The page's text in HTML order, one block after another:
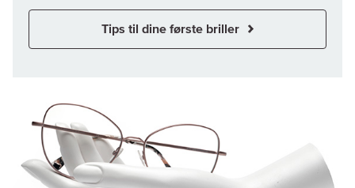
Tips til dine første briller